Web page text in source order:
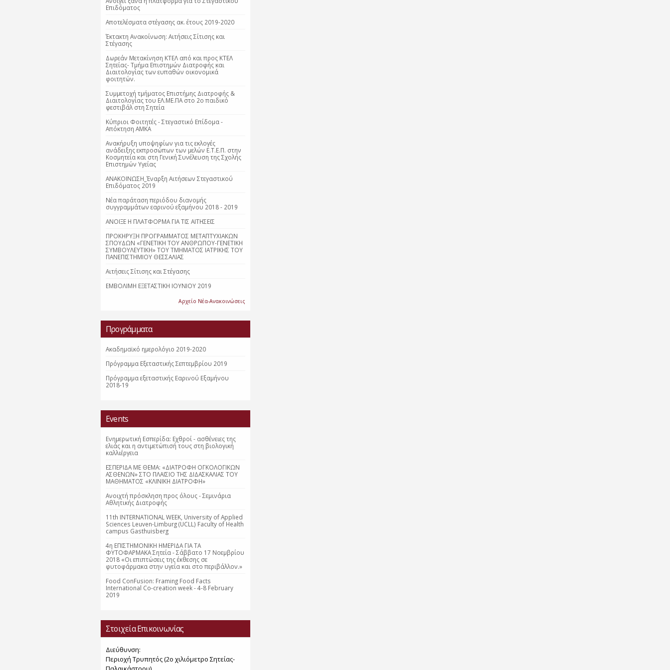
Επιδόματος
Αποτελέσματα στέγασης ακ. έτους 2019-2020
Έκτακτη Ανακοίνωση: Αιτήσεις Σίτισης και
Στέγασης
Δωρεάν Μετακίνηση ΚΤΕΛ από και προς ΚΤΕΛ
Σητείας- Τμήμα Επιστημών Διατροφής και
Διαιτολογίας των ευπαθών οικονομικά
φοιτητών.
Συμμετοχή τμήματος Επιστήμης Διατροφής &
Διαιτολογίας του ΕΛ.ΜΕ.ΠΑ στο 2ο παιδικό
φεστιβάλ στη Σητεία
Κύπριοι Φοιτητές - Στεγαστικό Επίδομα -
Απόκτηση ΑΜΚΑ
Ανακήρυξη υποψηφίων για τις εκλογές
ανάδειξης εκπροσώπων των μελών Ε.Τ.Ε.Π. στην
Κοσμητεία και στη Γενική Συνέλευση της Σχολής
Επιστημών Υγείας
ΑΝΑΚΟΙΝΩΣΗ_Έναρξη Αιτήσεων Στεγαστικού
Επιδόματος 2019
Νέα παράταση περιόδου διανομής
συγγραμμάτων εαρινού εξαμήνου 2018 - 2019
ΑΝΟΙΞΕ Η ΠΛΑΤΦΟΡΜΑ ΓΙΑ ΤΙΣ ΑΙΤΗΣΕΙΣ
ΠΡΟΚΗΡΥΞΗ ΠΡΟΓΡΑΜΜΑΤΟΣ ΜΕΤΑΠΤΥΧΙΑΚΩΝ
ΣΠΟΥΔΩΝ «ΓΕΝΕΤΙΚΗ ΤΟΥ ΑΝΘΡΩΠΟΥ-ΓΕΝΕΤΙΚΗ
ΣΥΜΒΟΥΛΕΥΤΙΚΗ» ΤΟΥ ΤΜΗΜΑΤΟΣ ΙΑΤΡΙΚΗΣ ΤΟΥ
ΠΑΝΕΠΙΣΤΗΜΙΟΥ ΘΕΣΣΑΛΙΑΣ
Αιτήσεις Σίτισης και Στέγασης
ΕΜΒΟΛΙΜΗ ΕΞΕΤΑΣΤΙΚΗ ΙΟΥΝΙΟΥ 2019
Αρχείο Νέα-Ανακοινώσεις
Προγράμματα
Ακαδημαϊκό ημερολόγιο 2019-2020
Πρόγραμμα Εξεταστικής Σεπτεμβρίου 2019
Πρόγραμμα εξεταστικής Εαρινού Εξαμήνου
2018-19
Events
Ενημερωτική Εσπερίδα: Εχθροί - ασθένειες της
ελιάς και η αντιμετώπισή τους στη βιολογική
καλλιέργεια
ΕΣΠΕΡΙΔΑ ΜΕ ΘΕΜΑ: «ΔΙΑΤΡΟΦΗ ΟΓΚΟΛΟΓΙΚΩΝ
ΑΣΘΕΝΩΝ» ΣΤΟ ΠΛΑΙΣΙΟ ΤΗΣ ΔΙΔΑΣΚΑΛΙΑΣ ΤΟΥ
ΜΑΘΗΜΑΤΟΣ «ΚΛΙΝΙΚΗ ΔΙΑΤΡΟΦΗ»
Ανοιχτή πρόσκληση προς όλους - Σεμινάρια
Αθλητικής Διατροφής
11th INTERNATIONAL WEEK, University of Applied
Sciences Leuven-Limburg (UCLL) Faculty of Health
campus Gasthuisberg
4η ΕΠΙΣΤΗΜΟΝΙΚΗ ΗΜΕΡΙΔΑ ΓΙΑ ΤΑ
ΦΥΤΟΦΑΡΜΑΚΑ Σητεία - Σάββατο 17 Νοεμβρίου
2018 «Οι επιπτώσεις της έκθεσης σε
φυτοφάρμακα στην υγεία και στο περιβάλλον.»
Food ConFusion: Framing Food Facts
International Co-creation week - 4-8 February
2019
Στοιχεία Επικοινωνίας
Διεύθυνση:
Περιοχή Τρυπητός (2o χιλιόμετρο Σητείας-